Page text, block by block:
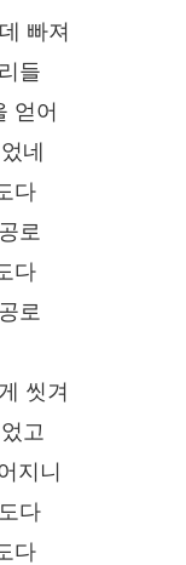
빠져
들
얻어
네
다
로
다
로
씻겨
고
지니
다
다